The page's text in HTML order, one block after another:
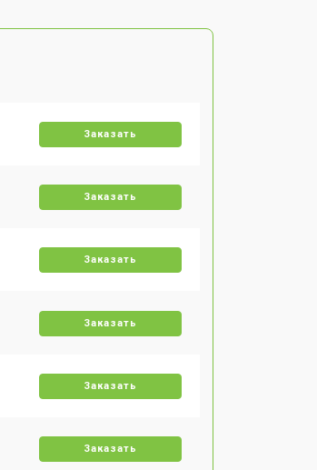
Заказать
Заказать
Заказать
Заказать
Заказать
Заказать